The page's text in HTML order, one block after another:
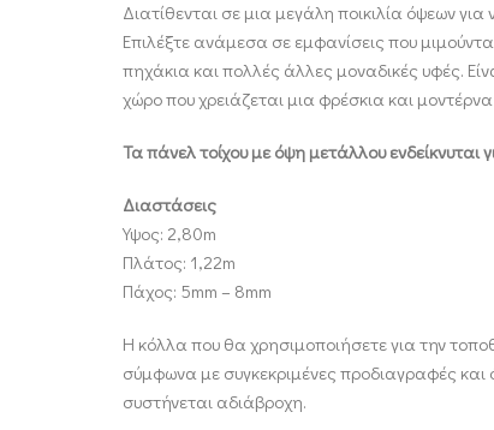
Διατίθενται σε μια μεγάλη ποικιλία όψεων
Επιλέξτε ανάμεσα σε εμφανίσεις που
πηχάκια και πολλές άλλες μοναδικές υφές.
χώρο που χρειάζεται μια φρέσκια και μοντέρνα
Τα πάνελ τοίχου με όψη μετάλλου ενδείκνυται
Διαστάσεις
Υψος: 2,80m
Πλάτος: 1,22m
Πάχος: 5mm – 8mm
Η κόλλα που θα χρησιμοποιήσετε για την
σύμφωνα με συγκεκριμένες προδιαγραφές και
συστήνεται αδιάβροχη.